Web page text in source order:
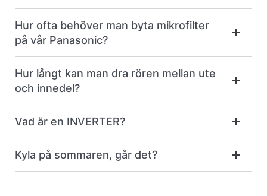
Hur ofta behöver man byta mikrofilter
på vår Panasonic?
Hur långt kan man dra rören mellan ute
och innedel?
Vad är en INVERTER?
Kyla på sommaren, går det?